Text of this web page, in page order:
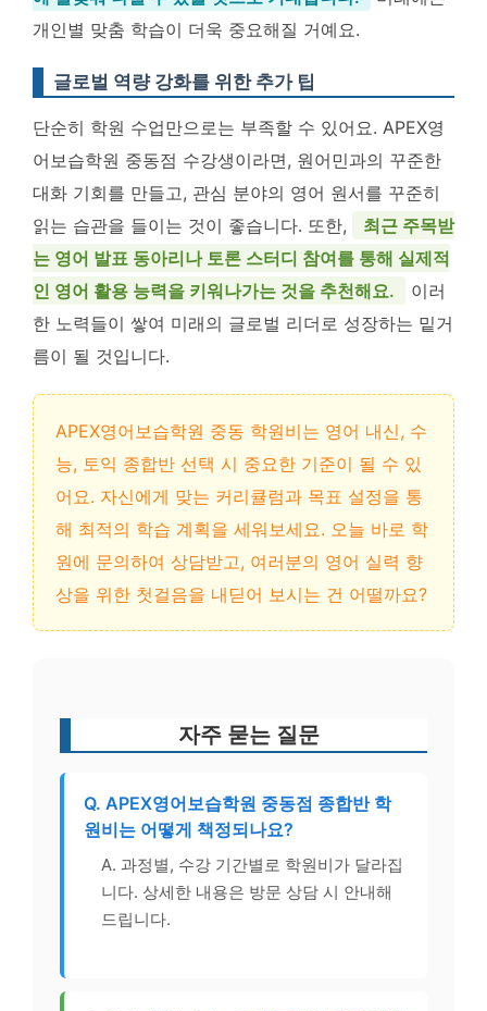
개인별 맞춤 학습이 더욱 중요해질 거예요.
글로벌 역량 강화를 위한 추가 팁
단순히 학원 수업만으로는 부족할 수 있어요. APEX영
어보습학원 중동점 수강생이라면, 원어민과의 꾸준한
대화 기회를 만들고, 관심 분야의 영어 원서를 꾸준히
읽는 습관을 들이는 것이 좋습니다. 또한,
최근 주목받
는 영어 발표 동아리나 토론 스터디 참여를 통해 실제적
인 영어 활용 능력을 키워나가는 것을 추천해요.
이러
한 노력들이 쌓여 미래의 글로벌 리더로 성장하는 밑거
름이 될 것입니다.
APEX영어보습학원 중동 학원비는 영어 내신, 수
능, 토익 종합반 선택 시 중요한 기준이 될 수 있
어요. 자신에게 맞는 커리큘럼과 목표 설정을 통
해 최적의 학습 계획을 세워보세요. 오늘 바로 학
원에 문의하여 상담받고, 여러분의 영어 실력 향
상을 위한 첫걸음을 내딛어 보시는 건 어떨까요?
자주 묻는 질문
Q. APEX영어보습학원 중동점 종합반 학
원비는 어떻게 책정되나요?
A. 과정별, 수강 기간별로 학원비가 달라집
니다. 상세한 내용은 방문 상담 시 안내해
드립니다.